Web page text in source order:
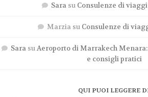
Sara su Consulenze di
Marziasu Consulenze di
Sara suAeroporto di Marrakech
e consigli pratici
QUI PUOI LEGGERE